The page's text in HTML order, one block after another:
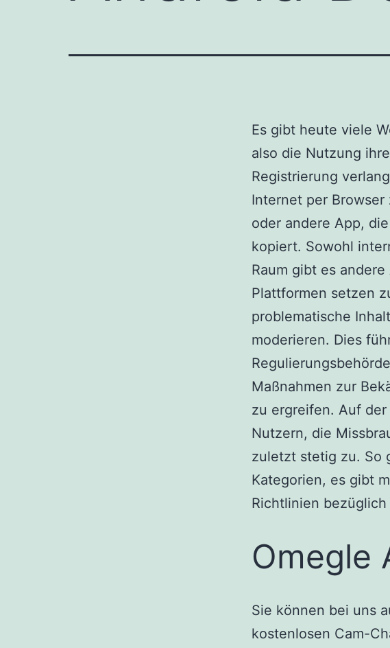
Es gibt heute viele
also die Nutzung
Registrierung
Internet per
oder andere App,
kopiert. Sowohl
Raum gibt es
Plattformen setzen
problematische
moderieren. Dies
Maßnahmen zur
zu ergreifen. Auf
Nutzern, die
zuletzt stetig zu. So
Kategorien, es gibt
Richtlinien
Omegle
Sie können bei uns
kostenlosen Cam-